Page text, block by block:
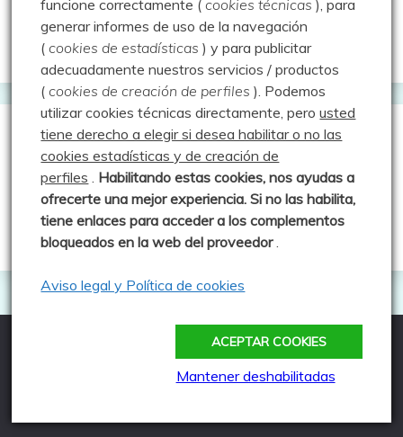
Valdeolea. Río Camesa, la vía azul
Aprendiz de sueños
Guías de Montaña
Manu - Entre Valles y Cumbre
Luis Crespo Fernández
Todos los derechos reservados
Funciona gracias a WordPress
|
Tema: Fairy por
funcione correctamente (cookies técnicas ), para
generar informes de uso de la navegación
(cookies de estadísticas ) y para publicitar
adecuadamente nuestros servicios / productos
(cookies de creación de perfiles ). Podemos
utilizar cookies técnicas directamente, perousted
tiene derecho a elegir si desea habilitar o no las
cookies estadísticas y de creación de
perfiles . Habilitando estas cookies, nos ayudas a
ofrecerte una mejor experiencia. Si no las habilita,
tiene enlaces para acceder a los complementos
bloqueados en la web del proveedor.
Aviso legal y Política de cookies
ACEPTAR COOKIES
Mantener deshabilitadas